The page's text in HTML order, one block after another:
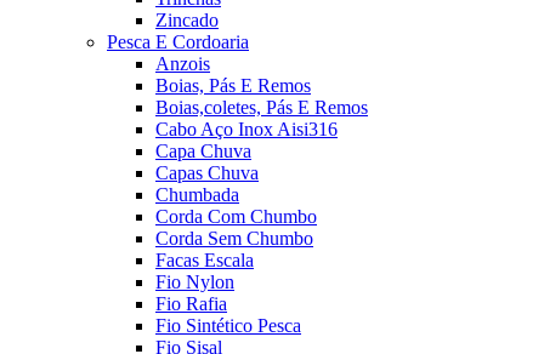
Zincado
Pesca E Cordoaria
Anzois
Boias, Pás E Remos
Boias,coletes, Pás E Remos
Cabo Aço Inox Aisi316
Capa Chuva
Capas Chuva
Chumbada
Corda Com Chumbo
Corda Sem Chumbo
Facas Escala
Fio Nylon
Fio Rafia
Fio Sintético Pesca
Fio Sisal